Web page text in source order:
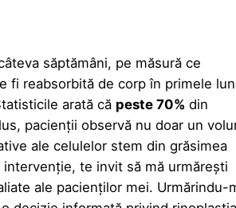
săptămâni, pe măsură ce
fi reabsorbită de corp în primele
arată că peste 70% din
pacienții observă nu doar un
ale celulelor stem din grăsimea
te invit să mă urmărești
ale pacienților mei. Urmărindu-